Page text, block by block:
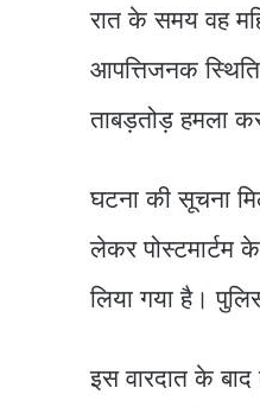
रात के समय वह
आपत्तिजनक
ताबड़तोड़ हमला
घटना की सूचना
लेकर पोस्टमार्टम
लिया गया है।
इस वारदात के बाद